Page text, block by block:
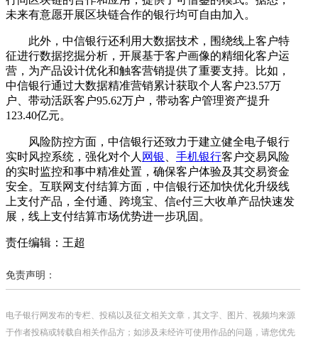
未来有意愿开展区块链合作的银行均可自由加入。
此外，中信银行还利用大数据技术，围绕线上客户特
征进行数据挖掘分析，开展基于客户画像的精细化客户运
营，为产品设计优化和触客营销提供了重要支持。比如，
中信银行通过大数据精准营销累计获取个人客户23.57万
户、带动活跃客户95.62万户，带动客户管理资产提升
123.40亿元。
风险防控方面，中信银行还致力于建立健全电子银行
实时风控系统，强化对个人 网银 手机银行客户交易风险
的实时监控和事中精准处置，确保客户体验及其交易资金
安全。互联网支付结算方面，中信银行还加快优化升级线
上支付产品，全付通、跨境宝、信e付三大收单产品快速发
展，线上支付结算市场优势进一步巩固。
责任编辑：王超
免责声明：
电子银行网发布的专栏、投稿以及征文相关文章，其文字、图片、视频均来源
于作者投稿或转载自相关作品方；如涉及未经许可使用作品的问题，请您优先